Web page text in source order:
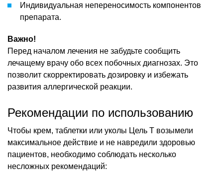
Индивидуальная непереносимость компонентов
препарата.
Важно!
Перед началом лечения не забудьте сообщить
лечащему врачу обо всех побочных диагнозах. Это
позволит скорректировать дозировку и избежать
развития аллергической реакции.
Рекомендации по использованию
Чтобы крем, таблетки или уколы Цель Т возымели
максимальное действие и не навредили здоровью
пациентов, необходимо соблюдать несколько
несложных рекомендаций: